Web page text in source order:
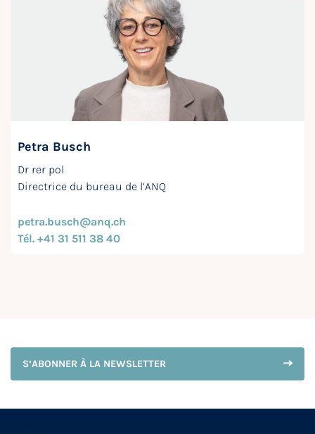
Petra Busch
Dr rer pol
Directrice du bureau de l’ANQ
petra.busch@anq.ch
Tél. +41 31 511 38 40
S’ABONNER À LA NEWSLETTER